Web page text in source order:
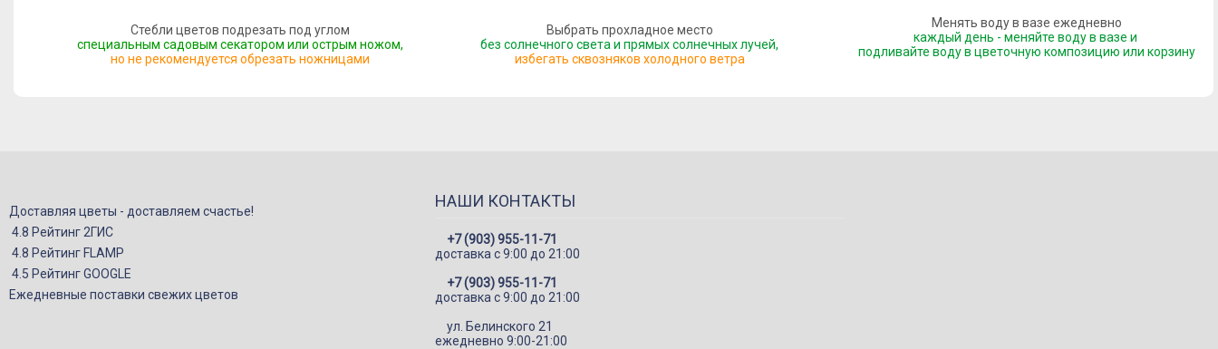
Стебли цветов подрезать под углом
специальным садовым секатором или острым ножом,
но не рекомендуется обрезать ножницами
Выбрать прохладное место
без солнечного света и прямых солнечных лучей,
избегать сквозняков холодного ветра
Менять воду в вазе ежедневно
каждый день - меняйте воду в вазе и
подливайте водув цветочную композицию или корзину
Доставляя цветы - доставляем счастье!
4.8 Рейтинг 2ГИС
4.8 Рейтинг FLAMP
4.5 Рейтинг GOOGLE
Ежедневные поставки свежих цветов
НАШИ КОНТАКТЫ
+7 (903) 955-11-71
доставка c 9:00 до 21:00
+7 (903) 955-11-71
доставка c 9:00 до 21:00
ул. Белинского 21
ежедневно 9:00-21:00